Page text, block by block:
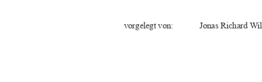
vorgelegt von: Jonas Richard